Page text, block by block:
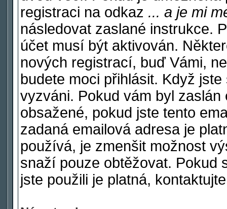
registraci na odkaz ... a je mi
následovat zaslané instrukce.
účet musí být aktivován.
nových registrací, buď Vámi,
budete moci přihlásit. Když
vyzváni. Pokud vám byl
obsažené, pokud jste tento
zadaná emailová adresa je
používá, je zmenšit možnost
snaží pouze obtěžovat. Pokud
jste použili je platná,